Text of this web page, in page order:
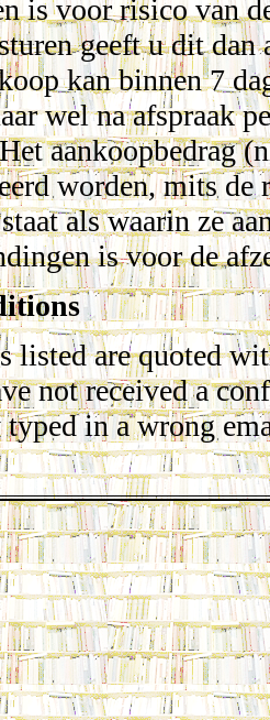
is voor risico van
geeft u dit
kan binnen 7
wel na afspraak
aankoopbedrag
worden, mits
als waarin ze
is voor de
listed are quoted
not received a
in a wrong